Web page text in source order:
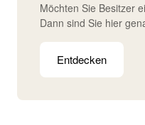
Möchten Sie Besitzer
Dann sind Sie hier
Entdecken